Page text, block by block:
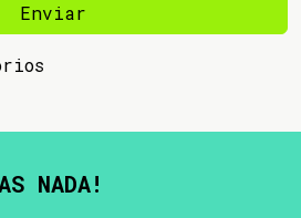
Enviar
NADA!